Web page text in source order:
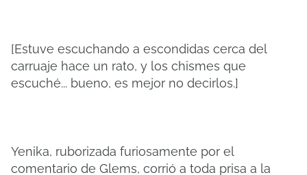
[Estuve escuchando a escondidas cerca del
carruaje hace un rato, y los chismes que
escuché... bueno, es mejor no decirlos.]
Yenika, ruborizada furiosamente por el
comentario de Glems, corrió a toda prisa a la